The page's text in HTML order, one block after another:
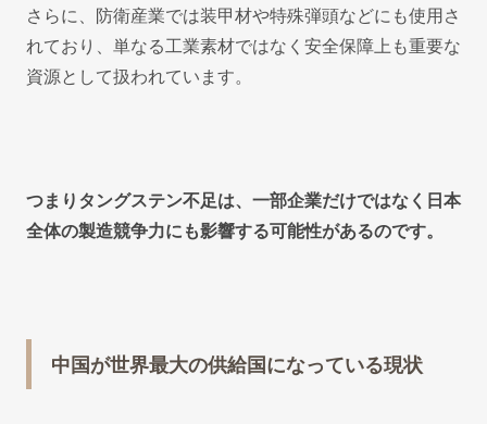
さらに、防衛産業では装甲材や特殊弾頭などにも使用さ
れており、単なる工業素材ではなく安全保障上も重要な
資源として扱われています。
つまりタングステン不足は、一部企業だけではなく日本
全体の製造競争力にも影響する可能性があるのです。
中国が世界最大の供給国になっている現状